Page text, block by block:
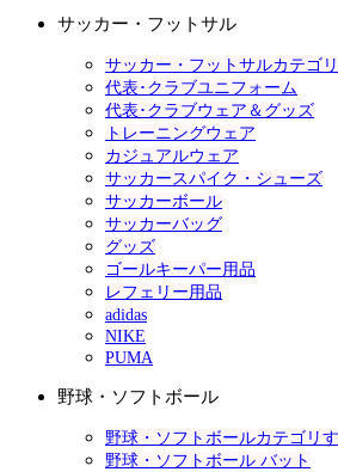
サッカー・フットサル
サッカー・フットサルカテゴ
代表･クラブユニフォーム
代表･クラブウェア＆グッズ
トレーニングウェア
カジュアルウェア
サッカースパイク・シューズ
サッカーボール
サッカーバッグ
グッズ
ゴールキーパー用品
レフェリー用品
adidas
NIKE
PUMA
野球・ソフトボール
野球・ソフトボールカテゴリ
野球・ソフトボール バット